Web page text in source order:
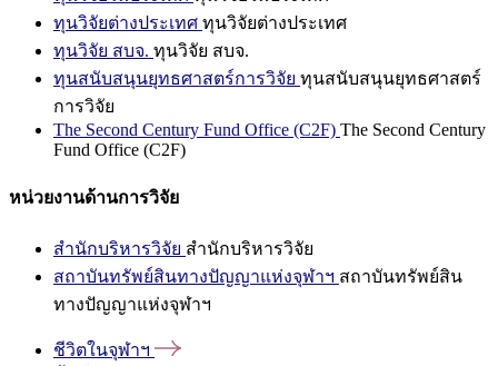
ทุนวิจัยต่างประเทศ ทุนวิจัยต่างประเทศ
ทุนวิจัย สบจ. ทุนวิจัย สบจ.
ทุนสนับสนุนยุทธศาสตร์การวิจัย ทุนสนับสนุนยุทธศาสตร์
การวิจัย
The Second Century Fund Office (C2F) The Second Century
Fund Office (C2F)
หน่วยงานด้านการวิจัย
สำนักบริหารวิจัย สำนักบริหารวิจัย
สถาบันทรัพย์สินทางปัญญาแห่งจุฬาฯ สถาบันทรัพย์สิน
ทางปัญญาแห่งจุฬาฯ
ชีวิตในจุฬาฯ